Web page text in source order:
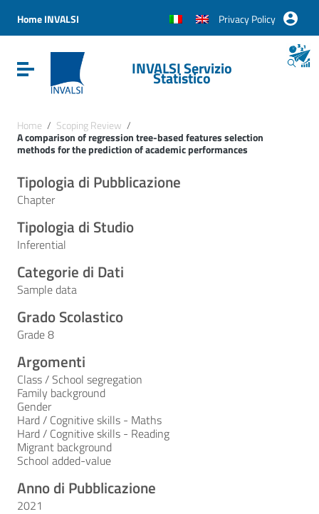
Vai al menu di navigazione
Vai al footer
Home INVALSI Privacy Policy
Attiva / disattiva la navigazioneINVALSI Servizio
Statistico
Home / Scoping Review /
A comparison of regression tree-based features selection
methods for the prediction of academic performances
Tipologia di Pubblicazione
Chapter
Tipologia di Studio
Inferential
Categorie di Dati
Sample data
Grado Scolastico
Grade 8
Argomenti
Class / School segregation
Family background
Gender
Hard / Cognitive skills - Maths
Hard / Cognitive skills - Reading
Migrant background
School added-value
Anno di Pubblicazione
2021